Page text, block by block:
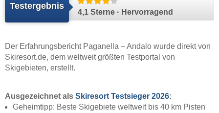
Testergebnis
4,1 Sterne · Hervorragend
Der Erfahrungsbericht Paganella – Andalo wurde direkt von
Skiresort.de, dem weltweit größten Testportal von
Skigebieten, erstellt.
Ausgezeichnet als Skiresort Testsieger 2026:
Geheimtipp: Beste Skigebiete weltweit bis 40 km Pisten